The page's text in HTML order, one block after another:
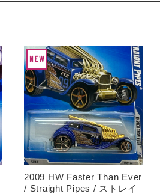
2009 HW Faster Than Ever
/ Straight Pipes / ストレイ